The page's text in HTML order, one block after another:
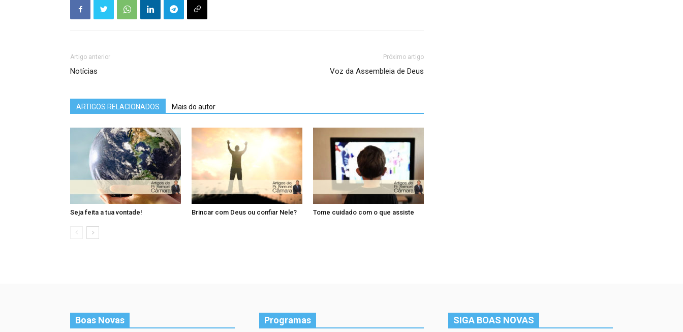
Artigo anterior
Notícias
Próximo artigo
Voz da Assembleia de Deus
ARTIGOS RELACIONADOS Mais do autor
Seja feita a tua vontade! Brincar com Deus ou confiar Nele? Tome cuidado com o que assiste
Boas Novas Programas SIGA BOAS NOVAS